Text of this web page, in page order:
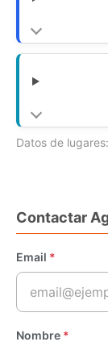
Datos de lugares:
Contactar
Email *
Nombre *